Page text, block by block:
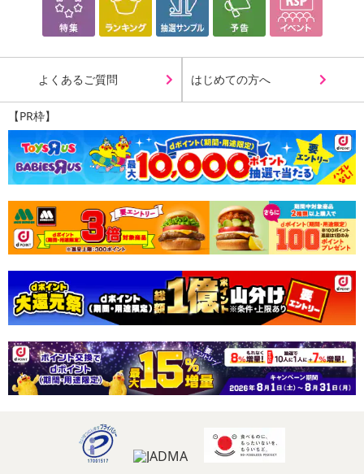
よくあるご質問 はじめての方へ
【PR枠】